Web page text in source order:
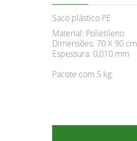
Saco plástico PE
Material: Polietileno
Dimensões: 70 X 90 cm
Espessura: 0,010 mm
Pacote com 5 kg